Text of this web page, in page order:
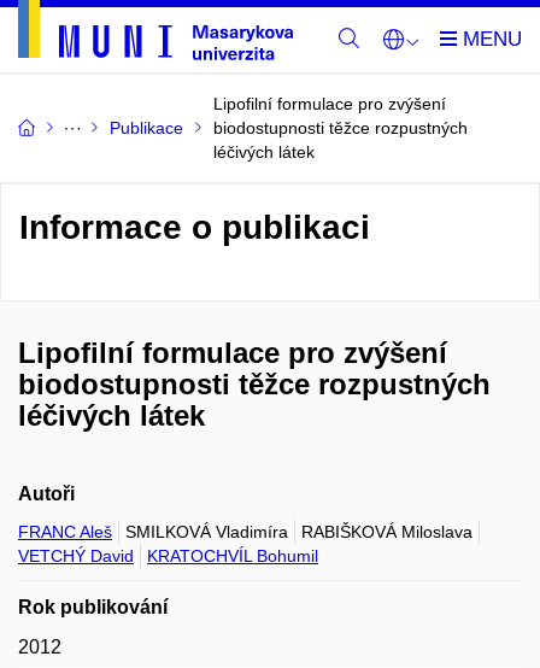
Publikace
Lipofilní formulace pro zvýšení
biodostupnosti těžce rozpustných
léčivých látek
Informace o publikaci
Lipofilní formulace pro zvýšení
biodostupnosti těžce rozpustných
léčivých látek
Autoři
FRANC Aleš SMILKOVÁ Vladimíra
RABIŠKOVÁ Miloslava
VETCHÝ David
KRATOCHVÍL Bohumil
Rok publikování
2012